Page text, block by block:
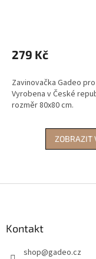
279 Kč
Zavinovačka Gadeo
Vyrobena v České
rozměr 80x80 cm.
ZOBRAZIT
Kontakt
shop@gadeo.cz